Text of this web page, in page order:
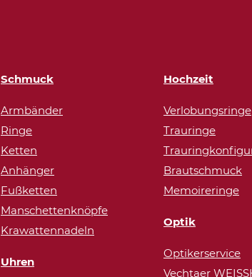
Schmuck
Armbänder
Ringe
Ketten
Anhänger
Fußketten
Manschettenknöpfe
Krawattennadeln
Uhren
Hochzeit
Verlobungsringe
Trauringe
Brautschmuck
Memoireringe
Optik
Optikerservice
Vechtaer